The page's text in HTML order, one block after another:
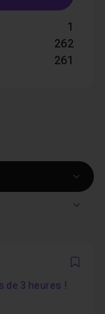
1
262
261
de 3 heures !